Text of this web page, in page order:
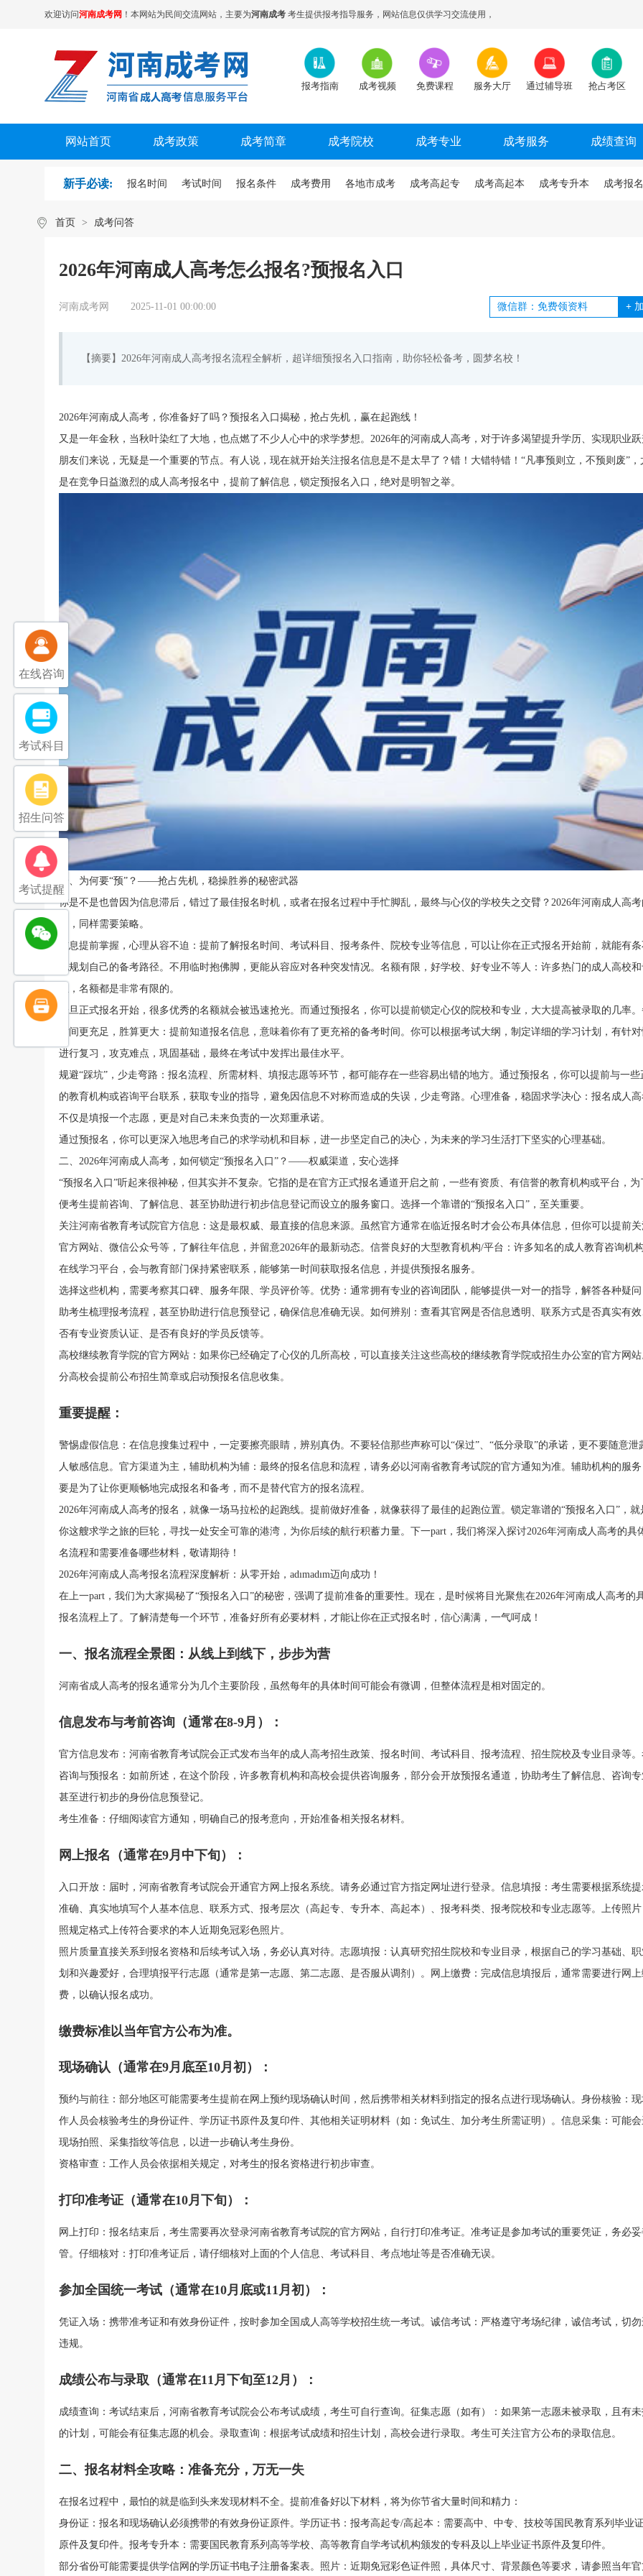
欢迎访问河南成考网 ！本网站为民间交流网站，主要为河南成考 考生提供报考指导服务，网站信息仅供学习交流使用，
报考指南 成考视频 免费课程 服务大厅 通过辅导班 抢占考区
网站首页 成考政策 成考简章 成考院校 成考专业 成考服务 成绩查询
新手必读: 报名时间 考试时间 报名条件 成考费用 各地市成考 成考高起专 成考高起本 成考专升本 成考报
首页 > 成考问答
2026年河南成人高考怎么报名?预报名入口
河南成考网 2025-11-01 00:00:00 +
【摘要】2026年河南成人高考报名流程全解析，超详细预报名入口指南，助你轻松备考，圆梦名校！
2026年河南成人高考，你准备好了吗？预报名入口揭秘，抢占先机，赢在起跑线！
又是一年金秋，当秋叶染红了大地，也点燃了不少人心中的求学梦想。2026年的河南成人高考，对于许多渴望提升学历、实现职业跃
朋友们来说，无疑是一个重要的节点。有人说，现在就开始关注报名信息是不是太早了？错！大错特错！“凡事预则立，不预则废”，
是在竞争日益激烈的成人高考报名中，提前了解信息，锁定预报名入口，绝对是明智之举。
一、为何要“预”？——抢占先机，稳操胜券的秘密武器
你是不是也曾因为信息滞后，错过了最佳报名时机，或者在报名过程中手忙脚乱，最终与心仪的学校失之交臂？2026年河南成人高考
名，同样需要策略。
信息提前掌握，心理从容不迫：提前了解报名时间、考试科目、报考条件、院校专业等信息，可以让你在正式报名开始前，就能有条
地规划自己的备考路径。不用临时抱佛脚，更能从容应对各种突发情况。名额有限，好学校、好专业不等人：许多热门的成人高校
业，名额都是非常有限的。
一旦正式报名开始，很多优秀的名额就会被迅速抢光。而通过预报名，你可以提前锁定心仪的院校和专业，大大提高被录取的几率
时间更充足，胜算更大：提前知道报名信息，意味着你有了更充裕的备考时间。你可以根据考试大纲，制定详细的学习计划，有针
进行复习，攻克难点，巩固基础，最终在考试中发挥出最佳水平。
规避“踩坑”，少走弯路：报名流程、所需材料、填报志愿等环节，都可能存在一些容易出错的地方。通过预报名，你可以提前与一些
的教育机构或咨询平台联系，获取专业的指导，避免因信息不对称而造成的失误，少走弯路。心理准备，稳固求学决心：报名成人高
不仅是填报一个志愿，更是对自己未来负责的一次郑重承诺。
通过预报名，你可以更深入地思考自己的求学动机和目标，进一步坚定自己的决心，为未来的学习生活打下坚实的心理基础。
二、2026年河南成人高考，如何锁定“预报名入口”？——权威渠道，安心选择
“预报名入口”听起来很神秘，但其实并不复杂。它指的是在官方正式报名通道开启之前，一些有资质、有信誉的教育机构或平台，为
便考生提前咨询、了解信息、甚至协助进行初步信息登记而设立的服务窗口。选择一个靠谱的“预报名入口”，至关重要。
关注河南省教育考试院官方信息：这是最权威、最直接的信息来源。虽然官方通常在临近报名时才会公布具体信息，但你可以提前
官方网站、微信公众号等，了解往年信息，并留意2026年的最新动态。信誉良好的大型教育机构/平台：许多知名的成人教育咨询机
在线学习平台，会与教育部门保持紧密联系，能够第一时间获取报名信息，并提供预报名服务。
选择这些机构，需要考察其口碑、服务年限、学员评价等。优势：通常拥有专业的咨询团队，能够提供一对一的指导，解答各种疑
助考生梳理报考流程，甚至协助进行信息预登记，确保信息准确无误。如何辨别：查看其官网是否信息透明、联系方式是否真实有效
否有专业资质认证、是否有良好的学员反馈等。
高校继续教育学院的官方网站：如果你已经确定了心仪的几所高校，可以直接关注这些高校的继续教育学院或招生办公室的官方网站
分高校会提前公布招生简章或启动预报名信息收集。
重要提醒：
警惕虚假信息：在信息搜集过程中，一定要擦亮眼睛，辨别真伪。不要轻信那些声称可以“保过”、“低分录取”的承诺，更不要随意泄
人敏感信息。官方渠道为主，辅助机构为辅：最终的报名信息和流程，请务必以河南省教育考试院的官方通知为准。辅助机构的服务
要是为了让你更顺畅地完成报名和备考，而不是替代官方的报名流程。
2026年河南成人高考的报名，就像一场马拉松的起跑线。提前做好准备，就像获得了最佳的起跑位置。锁定靠谱的“预报名入口”，就
你这艘求学之旅的巨轮，寻找一处安全可靠的港湾，为你后续的航行积蓄力量。下一part，我们将深入探讨2026年河南成人高考的具
名流程和需要准备哪些材料，敬请期待！
2026年河南成人高考报名流程深度解析：从零开始，adımadım迈向成功！
在上一part，我们为大家揭秘了“预报名入口”的秘密，强调了提前准备的重要性。现在，是时候将目光聚焦在2026年河南成人高考的
报名流程上了。了解清楚每一个环节，准备好所有必要材料，才能让你在正式报名时，信心满满，一气呵成！
一、报名流程全景图：从线上到线下，步步为营
河南省成人高考的报名通常分为几个主要阶段，虽然每年的具体时间可能会有微调，但整体流程是相对固定的。
信息发布与考前咨询（通常在8-9月）：
官方信息发布：河南省教育考试院会正式发布当年的成人高考招生政策、报名时间、考试科目、报考流程、招生院校及专业目录等
咨询与预报名：如前所述，在这个阶段，许多教育机构和高校会提供咨询服务，部分会开放预报名通道，协助考生了解信息、咨询专
甚至进行初步的身份信息预登记。
考生准备：仔细阅读官方通知，明确自己的报考意向，开始准备相关报名材料。
网上报名（通常在9月中下旬）：
入口开放：届时，河南省教育考试院会开通官方网上报名系统。请务必通过官方指定网址进行登录。信息填报：考生需要根据系统提
准确、真实地填写个人基本信息、联系方式、报考层次（高起专、专升本、高起本）、报考科类、报考院校和专业志愿等。上传照
照规定格式上传符合要求的本人近期免冠彩色照片。
照片质量直接关系到报名资格和后续考试入场，务必认真对待。志愿填报：认真研究招生院校和专业目录，根据自己的学习基础、
划和兴趣爱好，合理填报平行志愿（通常是第一志愿、第二志愿、是否服从调剂）。网上缴费：完成信息填报后，通常需要进行网
费，以确认报名成功。
缴费标准以当年官方公布为准。
现场确认（通常在9月底至10月初）：
预约与前往：部分地区可能需要考生提前在网上预约现场确认时间，然后携带相关材料到指定的报名点进行现场确认。身份核验：
作人员会核验考生的身份证件、学历证书原件及复印件、其他相关证明材料（如：免试生、加分考生所需证明）。信息采集：可能
现场拍照、采集指纹等信息，以进一步确认考生身份。
资格审查：工作人员会依据相关规定，对考生的报名资格进行初步审查。
打印准考证（通常在10月下旬）：
网上打印：报名结束后，考生需要再次登录河南省教育考试院的官方网站，自行打印准考证。准考证是参加考试的重要凭证，务必
管。仔细核对：打印准考证后，请仔细核对上面的个人信息、考试科目、考点地址等是否准确无误。
参加全国统一考试（通常在10月底或11月初）：
凭证入场：携带准考证和有效身份证件，按时参加全国成人高等学校招生统一考试。诚信考试：严格遵守考场纪律，诚信考试，切
违规。
成绩公布与录取（通常在11月下旬至12月）：
成绩查询：考试结束后，河南省教育考试院会公布考试成绩，考生可自行查询。征集志愿（如有）：如果第一志愿未被录取，且有
的计划，可能会有征集志愿的机会。录取查询：根据考试成绩和招生计划，高校会进行录取。考生可关注官方公布的录取信息。
二、报名材料全攻略：准备充分，万无一失
在报名过程中，最怕的就是临到头来发现材料不全。提前准备好以下材料，将为你节省大量时间和精力：
身份证：报名和现场确认必须携带的有效身份证原件。学历证书：报考高起专/高起本：需要高中、中专、技校等国民教育系列毕业
原件及复印件。报考专升本：需要国民教育系列高等学校、高等教育自学考试机构颁发的专科及以上毕业证书原件及复印件。
部分省份可能需要提供学信网的学历证书电子注册备案表。照片：近期免冠彩色证件照，具体尺寸、背景颜色等要求，请参照当年官
扫一扫加入微信公众号
关注河南成考网微信公众号，回复“福
扫一扫加入微信交流群
与考生自由互动、并且能直接与资深老师
扫一扫加入微信公众
在线咨询
考试科目
招生问答
考试提醒